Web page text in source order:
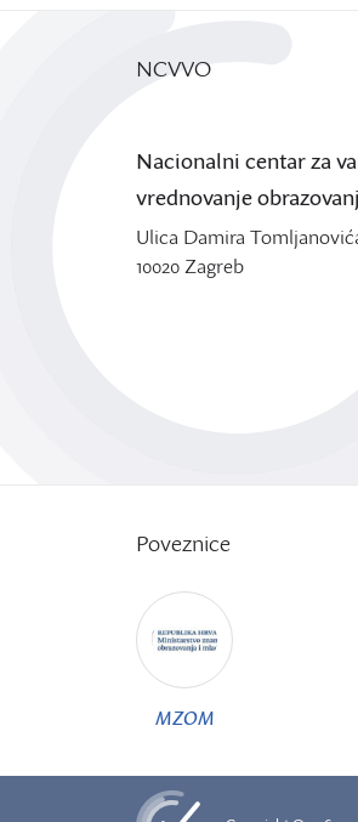
NCVVO
Nacionalni centar za
vrednovanje
Ulica Damira
10020 Zagreb
Poveznice
MZOM